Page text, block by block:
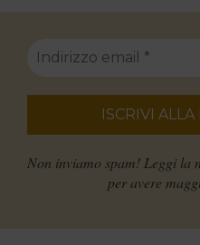
Non inviamo spam! Leggi la
per avere